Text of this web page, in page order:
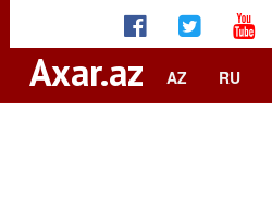
Axar.az AZ RU